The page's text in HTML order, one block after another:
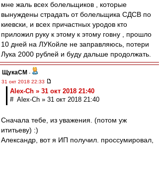
мне жаль всех болельщиков , которые
вынуждены страдать от болельщика СДСВ по
киевски, и всех причастных уродов кто
приложил руку к этому к этому говну , прошло
10 дней на ЛУКойле не заправляюсь, потери
Лука 2000 рублей и буду дальше продолжать.
ЩукаСМ -
31 окт 2018 22:33
Alex-Ch » 31 окт 2018 21:40
# Alex-Ch » 31 окт 2018 21:40
Сначала тебе, из уважения. (потом уж
ититьеву) :)
Александр, вот я ИП получил. проссумировал,